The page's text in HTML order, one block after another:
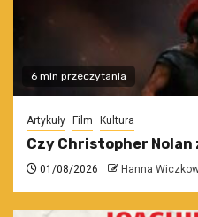
6 min przeczytania
Artykuły Film Kultura
Czy Christopher Nolan
01/08/2026 Hanna